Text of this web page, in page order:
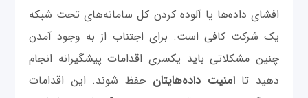
افشای داده‌ها یا آلوده کردن کل سامانه‌های تحت شبکه
یک شرکت کافی است. برای اجتناب از به وجود آمدن
چنین مشکلاتی باید یکسری اقدامات پیشگیرانه انجام
دهید تاامنیت داده‌هایتان حفظ شوند. این اقدامات